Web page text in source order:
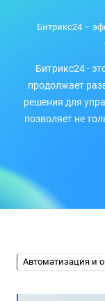
Битрикс24 –
Битрикс24 -
продолжает
решения для
позволяет не
и вести
инструменты
Автоматизация и